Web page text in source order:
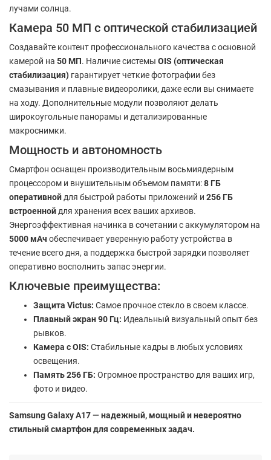
лучами солнца.
Камера 50 МП с оптической стабилизацией
Создавайте контент профессионального качества с основной
камерой на 50 МП. Наличие системы OIS (оптическая
стабилизация) гарантирует четкие фотографии без
смазывания и плавные видеоролики, даже если вы снимаете
на ходу. Дополнительные модули позволяют делать
широкоугольные панорамы и детализированные
макроснимки.
Мощность и автономность
Смартфон оснащен производительным восьмиядерным
процессором и внушительным объемом памяти:8 ГБ
оперативной для быстрой работы приложений и 256 ГБ
встроенной для хранения всех ваших архивов.
Энергоэффективная начинка в сочетании с аккумулятором на
5000 мАч обеспечивает уверенную работу устройства в
течение всего дня, а поддержка быстрой зарядки позволяет
оперативно восполнить запас энергии.
Ключевые преимущества:
Защита Victus: Самое прочное стекло в своем классе.
Плавный экран 90 Гц: Идеальный визуальный опыт без
рывков.
Камера с OIS: Стабильные кадры в любых условиях
освещения.
Память 256 ГБ: Огромное пространство для ваших игр,
фото и видео.
Samsung Galaxy A17 — надежный, мощный и невероятно
стильный смартфон для современных задач.